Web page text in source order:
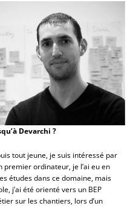
Devarchi ?
tout jeune, je suis intéressé par
premier ordinateur, je l’ai eu en
études dans ce domaine, mais
j’ai été orienté vers un BEP
sur les chantiers, lors d’un